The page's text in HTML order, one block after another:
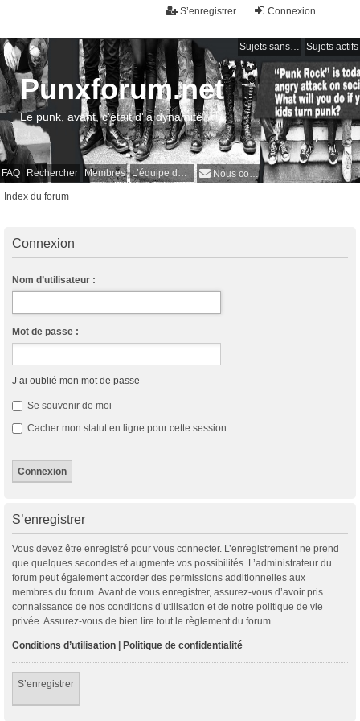
Connexion
S’enregistrer
Sujets sans réponse Sujets actifs
FAQ Rechercher Membres L’équipe du forum Nous contacter
Punxforum.net
Le punk, avant, c'était d'la dynamite !
Index du forum
Connexion
Nom d’utilisateur :
Mot de passe :
J’ai oublié mon mot de passe
Se souvenir de moi
Cacher mon statut en ligne pour cette session
S’enregistrer
Vous devez être enregistré pour vous connecter. L’enregistrement ne prend
que quelques secondes et augmente vos possibilités. L’administrateur du
forum peut également accorder des permissions additionnelles aux
membres du forum. Avant de vous enregistrer, assurez-vous d’avoir pris
connaissance de nos conditions d’utilisation et de notre politique de vie
privée. Assurez-vous de bien lire tout le règlement du forum.
Conditions d’utilisation Politique de confidentialité
S’enregistrer